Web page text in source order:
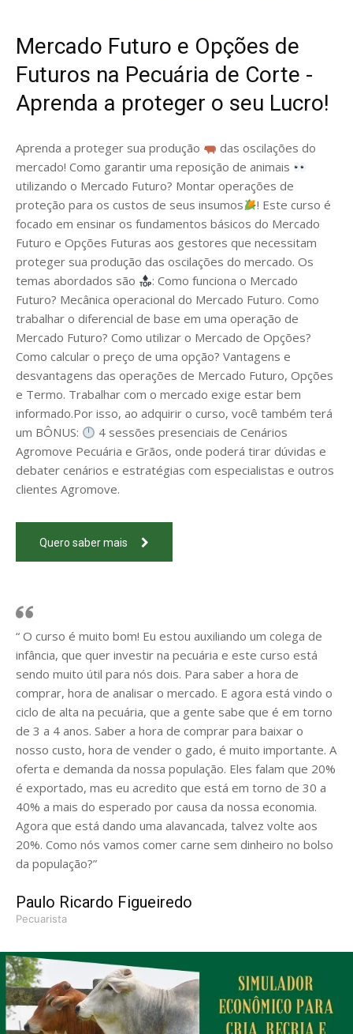
Mercado Futuro e Opções de
Futuros na Pecuária de Corte -
Aprenda a proteger o seu Lucro!
Aprenda a proteger sua produção
das oscilações do
mercado! Como garantir uma reposição de animais
utilizando o Mercado Futuro? Montar operações de
proteção para os custos de seus insumos
! Este curso é
focado em ensinar os fundamentos básicos do Mercado
Futuro e Opções Futuras aos gestores que necessitam
proteger sua produção das oscilações do mercado. Os
temas abordados são
: Como funciona o Mercado
Futuro? Mecânica operacional do Mercado Futuro. Como
trabalhar o diferencial de base em uma operação de
Mercado Futuro? Como utilizar o Mercado de Opções?
Como calcular o preço de uma opção? Vantagens e
desvantagens das operações de Mercado Futuro, Opções
e Termo. Trabalhar com o mercado exige estar bem
informado.Por isso, ao adquirir o curso, você também terá
um BÔNUS:
4 sessões presenciais de Cenários
Agromove Pecuária e Grãos, onde poderá tirar dúvidas e
debater cenários e estratégias com especialistas e outros
clientes Agromove.
Quero saber mais
“ O curso é muito bom! Eu estou auxiliando um colega de
infância, que quer investir na pecuária e este curso está
sendo muito útil para nós dois. Para saber a hora de
comprar, hora de analisar o mercado. E agora está vindo o
ciclo de alta na pecuária, que a gente sabe que é em torno
de 3 a 4 anos. Saber a hora de comprar para baixar o
nosso custo, hora de vender o gado, é muito importante. A
oferta e demanda da nossa população. Eles falam que 20%
é exportado, mas eu acredito que está em torno de 30 a
40% a mais do esperado por causa da nossa economia.
Agora que está dando uma alavancada, talvez volte aos
20%. Como nós vamos comer carne sem dinheiro no bolso
da população?”
Paulo Ricardo Figueiredo
Pecuarista